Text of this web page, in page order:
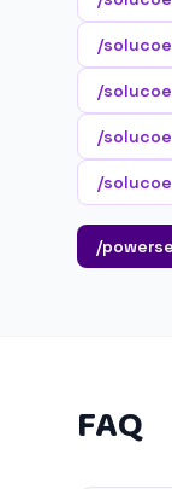
/
/
/
/
/
FAQ